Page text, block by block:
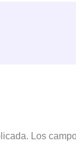
Los